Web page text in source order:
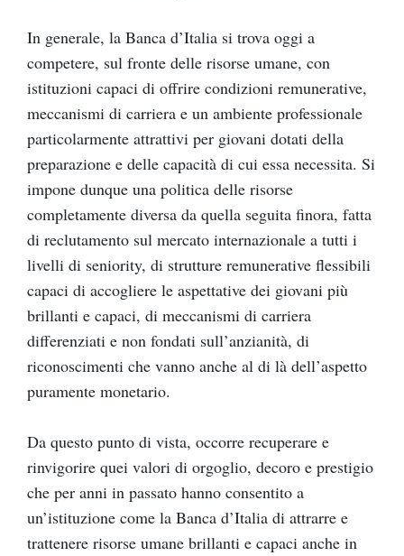
In generale, la Banca d’Italia si trova oggi a
competere, sul fronte delle risorse umane, con
istituzioni capaci di offrire condizioni remunerative,
meccanismi di carriera e un ambiente professionale
particolarmente attrattivi per giovani dotati della
preparazione e delle capacità di cui essa necessita. Si
impone dunque una politica delle risorse
completamente diversa da quella seguita finora, fatta
di reclutamento sul mercato internazionale a tutti i
livelli di seniority, di strutture remunerative flessibili
capaci di accogliere le aspettative dei giovani più
brillanti e capaci, di meccanismi di carriera
differenziati e non fondati sull’anzianità, di
riconoscimenti che vanno anche al di là dell’aspetto
puramente monetario.
Da questo punto di vista, occorre recuperare e
rinvigorire quei valori di orgoglio, decoro e prestigio
che per anni in passato hanno consentito a
un’istituzione come la Banca d’Italia di attrarre e
trattenere risorse umane brillanti e capaci anche in